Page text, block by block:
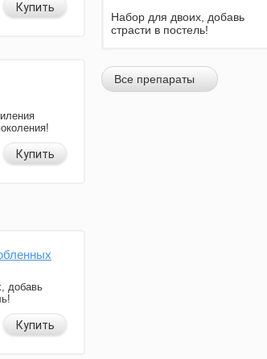
Купить
Купить
добавь
Купить
Набор для двоих, добавь
страсти в постель!
Все препараты